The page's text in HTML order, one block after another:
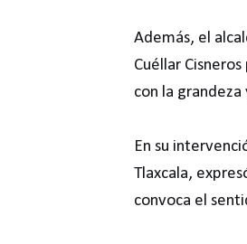
Además, el
Cuéllar
con la
En su
Tlaxcala,
convoca el